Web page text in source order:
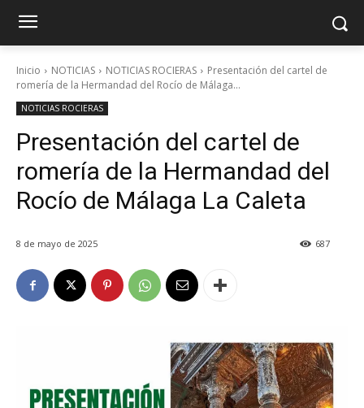
Inicio NOTICIAS NOTICIAS ROCIERAS
Presentación del cartel de
romería de la Hermandad del Rocío de Málaga...
NOTICIAS ROCIERAS
Presentación del cartel de
romería de la Hermandad del
Rocío de Málaga La Caleta
8 de mayo de 2025 687